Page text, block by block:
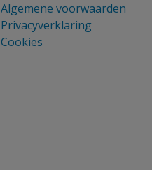
Algemene voorwaarden
Privacyverklaring
Cookies